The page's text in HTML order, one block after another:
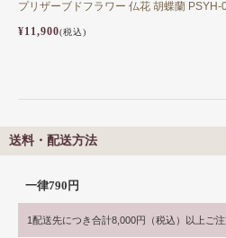
プリザーブドフラワー 仏花 胡蝶蘭 PSYH-
¥11,900(税込)
送料・配送方法
一律790円
1配送先につき合計8,000円（税込）以上ご